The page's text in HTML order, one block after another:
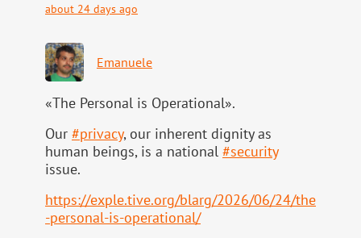
about 24 days ago
Emanuele
«The Personal is Operational».
Our #privacy, our inherent dignity as
human beings, is a national #security
issue.
https://exple.tive.org/blarg/2026/06/24/the
-personal-is-operational/